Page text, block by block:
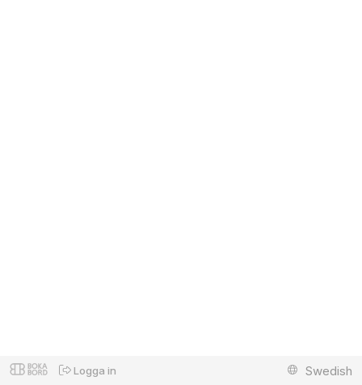
Logga in Swedish